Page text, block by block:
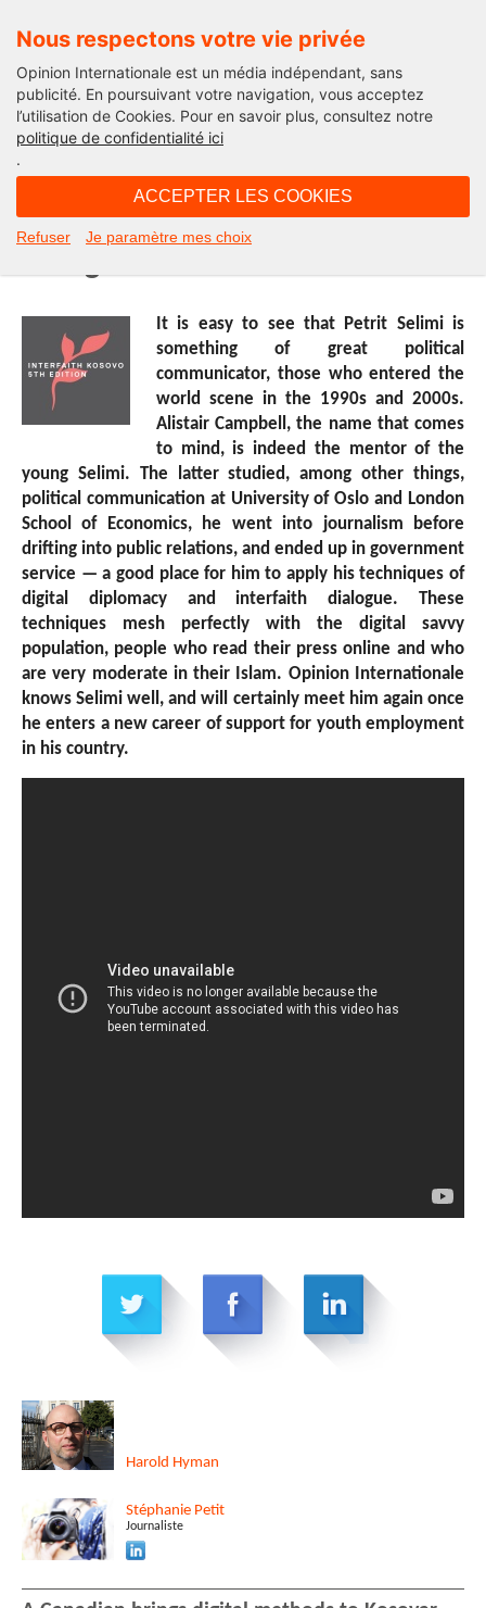
Nous respectons votre vie privée
Opinion Internationale est un média indépendant, sans
publicité. En poursuivant votre navigation, vous acceptez
l’utilisation de Cookies. Pour en savoir plus, consultez notre
politique de confidentialité ici
.
ACCEPTER LES COOKIES
Refuser Je paramètre mes choix
Interfaith Kosovo 2016
Interview with outgoing Minister of
It is easy to see that Petrit Selimi is
something of great political
communicator, those who entered the
world scene in the 1990s and 2000s.
Alistair Campbell, the name that comes
to mind, is indeed the mentor of the
young Selimi. The latter studied, among other things,
political communication at University of Oslo and London
School of Economics, he went into journalism before
drifting into public relations, and ended up in government
service — a good place for him to apply his techniques of
digital diplomacy and interfaith dialogue. These
techniques mesh perfectly with the digital savvy
population, people who read their press online and who
are very moderate in their Islam. Opinion Internationale
knows Selimi well, and will certainly meet him again once
he enters a new career of support for youth employment
in his country.
Harold Hyman
Stéphanie Petit
Journaliste